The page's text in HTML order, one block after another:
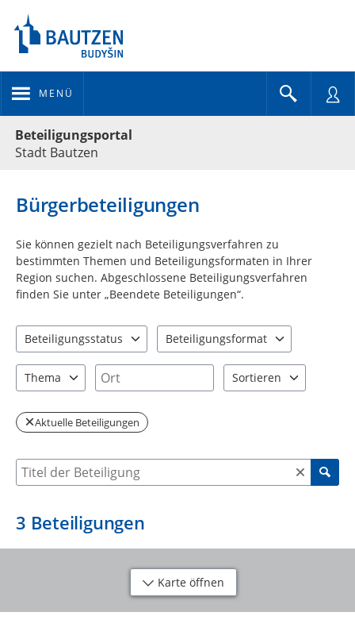
MENÜ
Beteiligungsportal
Stadt Bautzen
Bürgerbeteiligungen
Sie können gezielt nach Beteiligungsverfahren zu
bestimmten Themen und Beteiligungsformaten in Ihrer
Region suchen. Abgeschlossene Beteiligungsverfahren
finden Sie unter „Beendete Beteiligungen“.
Beteiligungsstatus
Beteiligungsformat
Thema
Ort
Sortieren
Aktuelle Beteiligungen
Suche nach Beteiligung
3 Beteiligungen
Karte öffnen